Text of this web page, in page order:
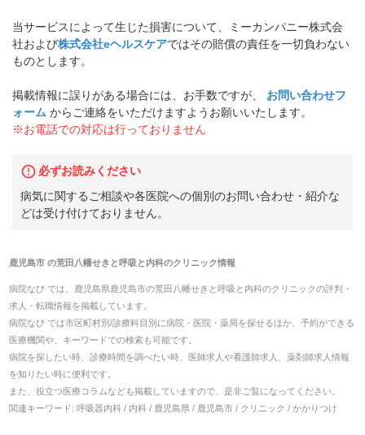
当サービスによって生じた損害について、ミーカンパニー株式会
社および株式会社eヘルスケアではその賠償の責任を一切負わない
ものとします。
掲載情報に誤りがある場合には、お手数ですが、
お問い合わせフ
ォーム からご連絡をいただけますようお願いいたします。
※お電話での対応は行っておりません
必ずお読みください
病気に関するご相談や各医院への個別のお問い合わせ・紹介な
どは受け付けておりません。
鹿児島市の荒田八幡せきと呼吸と内科のクリニック情報
病院なび では、 鹿児島県鹿児島市の荒田八幡せきと呼吸と内科のクリニックの評判・
求人・転職情報を掲載しています。
病院なび では市区町村別/診療科目別に病院・医院・薬局を探せるほか、予約ができる
医療機関や、キーワードでの検索も可能です。
病院を探したい時、診療時間を調べたい時、医師求人や看護師求人、薬剤師求人情報
を知りたい時に便利です。
また、役立つ医療コラムなども掲載していますので、是非ご覧になってください。
関連キーワード: 呼吸器内科 / 内科 / 鹿児島県 / 鹿児島市 / クリニック / かかりつけ